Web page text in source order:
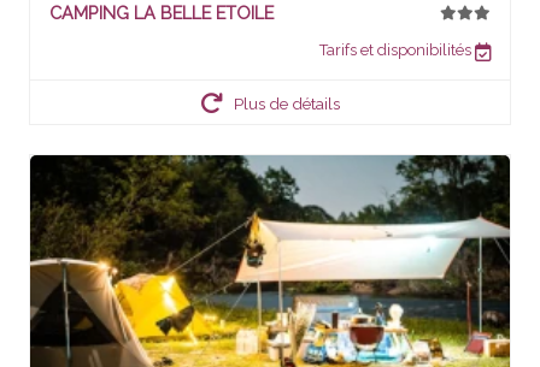
CAMPING LA BELLE ETOILE
Tarifs et disponibilités
Plus de détails